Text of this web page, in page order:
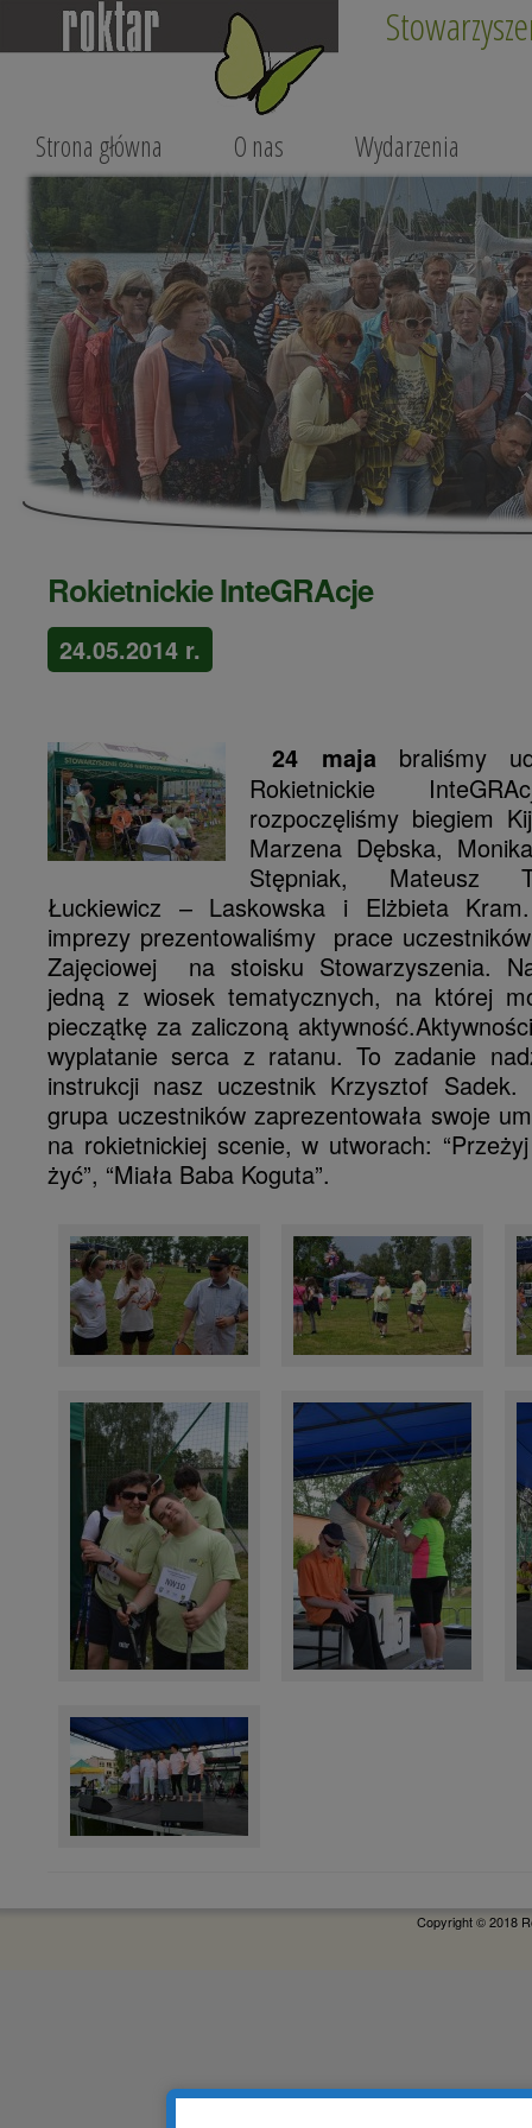
Strona główna O nas Wydarzenia
Rokietnickie InteGRAcje
24.05.2014 r.
24 majabraliśmy
Rokietnickie
rozpoczęliśmy biegiem
Marzena Dębska,
Stępniak, Mateusz
Łuckiewicz – Laskowska i Elżbieta
imprezy prezentowaliśmy prace
Zajęciowej na stoisku Stowarzyszenia.
jedną z wiosek tematycznych, na której
pieczątkę za zaliczoną aktywność.
wyplatanie serca z ratanu. To zadanie
instrukcji nasz uczestnik Krzysztof
grupa uczestników zaprezentowała swoje
na rokietnickiej scenie, w utworach:
żyć”, “Miała Baba Koguta”.
Copyright © 2018